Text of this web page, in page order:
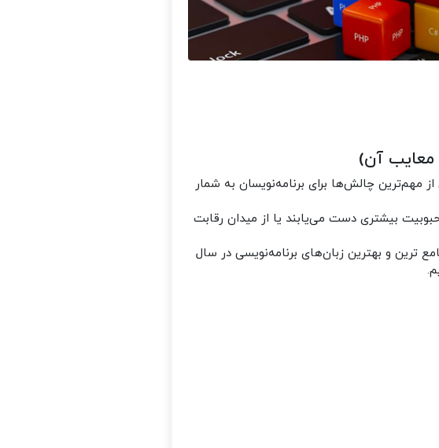
مهم‌ترین چالش‌ها برای برنامه‌نویسان به شمار
بیشتری دست می‌یابند یا از میدان رقابت
ترین و بهترین زبان‌های برنامه‌نویسی در سال